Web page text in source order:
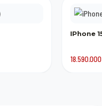
IPhone